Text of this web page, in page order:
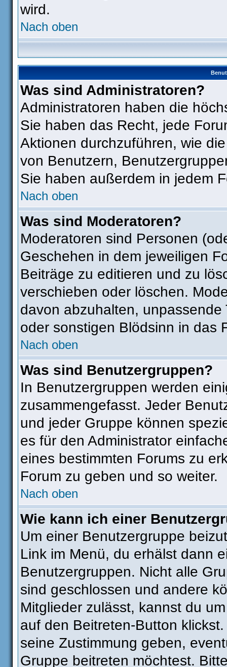
wird.
Nach oben
Was sind Administratoren?
Administratoren haben die
Sie haben das Recht, jede
Aktionen durchzuführen, wie
von Benutzern,
Sie haben außerdem in jedem
Nach oben
Was sind Moderatoren?
Moderatoren sind Personen
Geschehen in dem jeweiligen
Beiträge zu editieren und zu
verschieben oder löschen.
davon abzuhalten,
oder sonstigen Blödsinn in das
Nach oben
Was sind Benutzergruppen?
In Benutzergruppen werden
zusammengefasst. Jeder
und jeder Gruppe können
es für den Administrator
eines bestimmten Forums zu
Forum zu geben und so weiter.
Nach oben
Wie kann ich einer
Um einer Benutzergruppe
Link im Menü, du erhälst dann
Benutzergruppen. Nicht alle
sind geschlossen und andere
Mitglieder zulässt, kannst du
auf den Beitreten-Button
seine Zustimmung geben,
Gruppe beitreten möchtest.